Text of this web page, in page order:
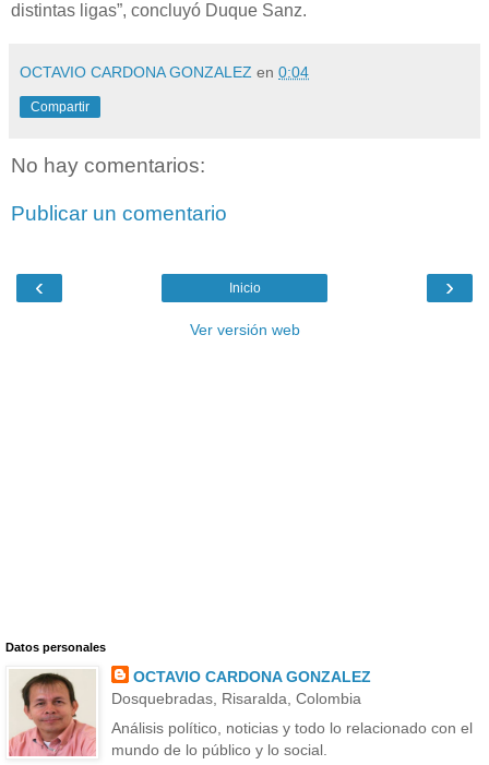
distintas ligas”, concluyó Duque Sanz.
OCTAVIO CARDONA GONZALEZ en 0:04
Compartir
No hay comentarios:
Publicar un comentario
‹ ›
Inicio
Ver versión web
Datos personales
OCTAVIO CARDONA GONZALEZ
Dosquebradas, Risaralda, Colombia
Análisis político, noticias y todo lo relacionado con el
mundo de lo público y lo social.